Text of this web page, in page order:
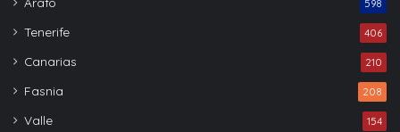
598
Tenerife 406
Canarias 210
Fasnia 208
Valle 154